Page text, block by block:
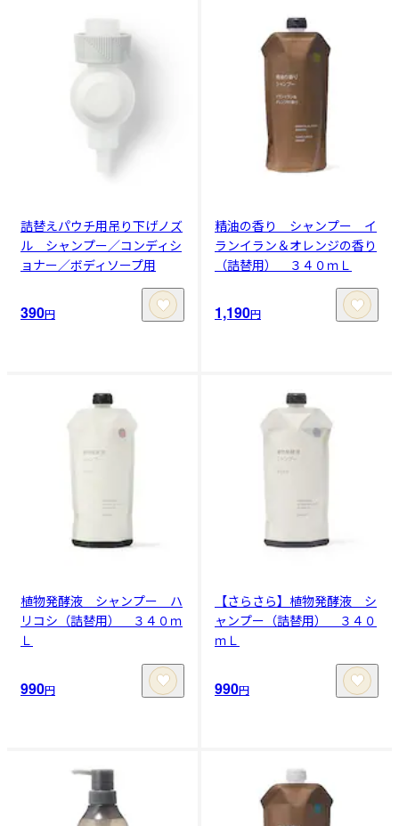
詰替えパウチ用吊り下げノズ
ル シャンプー／コンディシ
ョナー／ボディソープ用
390円
精油の香り シャンプー イ
ランイラン＆オレンジの香り
（詰替用） ３４０ｍＬ
1,190円
植物発酵液 シャンプー ハ
リコシ（詰替用） ３４０ｍ
Ｌ
990円
【さらさら】植物発酵液 シ
ャンプー（詰替用） ３４０
ｍＬ
990円